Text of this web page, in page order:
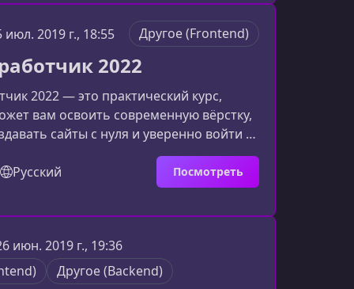
уверенно освоить фундаментальные и
веб‑разработки. Программа
чтобы соответствовать
и требованиям и
июл. 2019 г., 18:55 Другое (Frontend)
2022
2022 — это практический курс,
вам освоить современную вёрстку,
сайты с нуля и уверенно войти в
нет лишней теории: каждое новое
закрепляете в реальных проектах. Вы
которые напрямую востребованы
и структурировано освоить
Если вы начинаете с нуля и хотите по
Русский Посмотреть
июн. 2019 г., 19:36
Другое (Backend)